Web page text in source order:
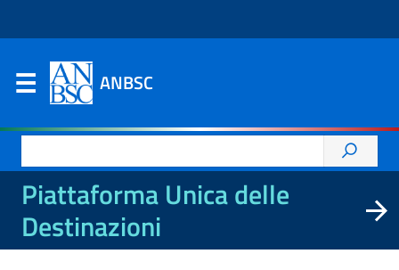
ANBSC
per:
Piattaforma Unica delle
Destinazioni